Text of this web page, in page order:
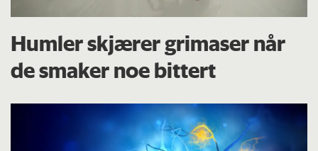
Humler skjærer grimaser når
de smaker noe bittert